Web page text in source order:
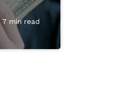
7 min read